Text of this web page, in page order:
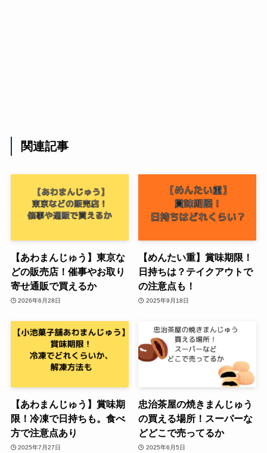
関連記事
【あわまんじゅう】東京な
どの販売店！催事やお取り
寄せ通販で買えるか
2026年6月28日
【めんたい重】賞味期限！
日持ちは？テイクアウトで
の注意点も！
2025年9月18日
【あわまんじゅう】賞味期
限！冷凍で日持ちも。食べ
方で注意点あり
2025年7月27日
忠治茶屋の焼きまんじゅう
の買える場所！スーパーな
どどこで売ってるか
2025年6月5日